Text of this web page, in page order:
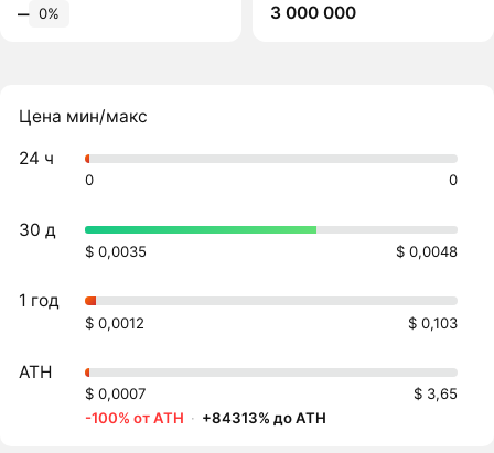
‒ 0%
3 000 000
Цена мин/макс
24 ч
0 0
30 д
$ 0,0035 $ 0,0048
1 год
$ 0,0012 $ 0,103
ATH
$ 0,0007
$ 3,65
-100% от ATH · +84313% до ATH